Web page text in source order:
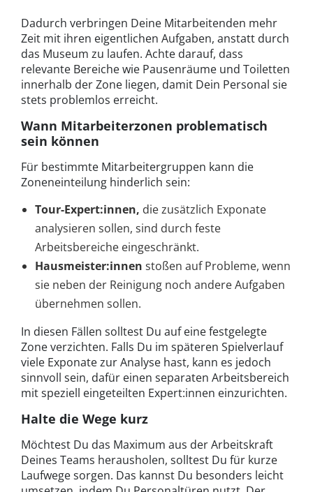
Dadurch verbringen Deine Mitarbeitenden mehr
Zeit mit ihren eigentlichen Aufgaben, anstatt durch
das Museum zu laufen. Achte darauf, dass
relevante Bereiche wie Pausenräume und Toiletten
innerhalb der Zone liegen, damit Dein Personal sie
stets problemlos erreicht.
Wann Mitarbeiterzonen problematisch
sein können
Für bestimmte Mitarbeitergruppen kann die
Zoneneinteilung hinderlich sein:
Tour-Expert:innen, die zusätzlich Exponate
analysieren sollen, sind durch feste
Arbeitsbereiche eingeschränkt.
Hausmeister:innen stoßen auf Probleme, wenn
sie neben der Reinigung noch andere Aufgaben
übernehmen sollen.
In diesen Fällen solltest Du auf eine festgelegte
Zone verzichten. Falls Du im späteren Spielverlauf
viele Exponate zur Analyse hast, kann es jedoch
sinnvoll sein, dafür einen separaten Arbeitsbereich
mit speziell eingeteilten Expert:innen einzurichten.
Halte die Wege kurz
Möchtest Du das Maximum aus der Arbeitskraft
Deines Teams herausholen, solltest Du für kurze
Laufwege sorgen. Das kannst Du besonders leicht